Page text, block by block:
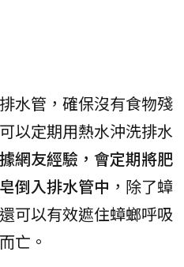
水管，確保沒有食物殘
以定期用熱水沖洗排水
網友經驗，會定期將肥
倒入排水管中 ，除了蟑
可以有效遮住蟑螂呼吸
亡。